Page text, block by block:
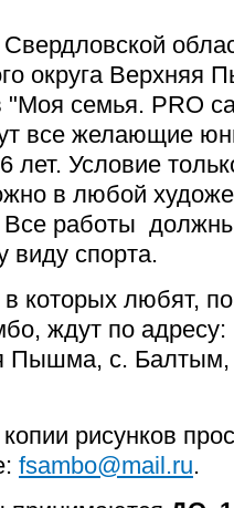
округа
"Моя семья. PRO
все желающие
лет. Условие
в любой
работы
спорта.
в которых любят,
ждут по адресу:
Пышма, с.
рисунков
fsambo@mail.ru.